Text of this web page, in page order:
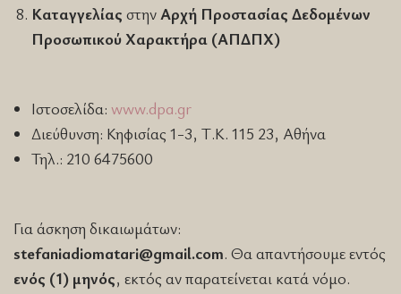
Καταγγελίας στην Αρχή Προστασίας Δεδομένων
Προσωπικού Χαρακτήρα (ΑΠΔΠΧ)
Ιστοσελίδα: www.dpa.gr
Διεύθυνση: Κηφισίας 1-3, Τ.Κ. 115 23, Αθήνα
Τηλ.: 210 6475600
Για άσκηση δικαιωμάτων:
stefaniadiomatari@gmail.com. Θα απαντήσουμε εντός
ενός (1) μηνός, εκτός αν παρατείνεται κατά νόμο.